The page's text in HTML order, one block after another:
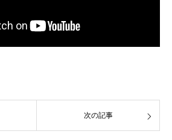
次の記事